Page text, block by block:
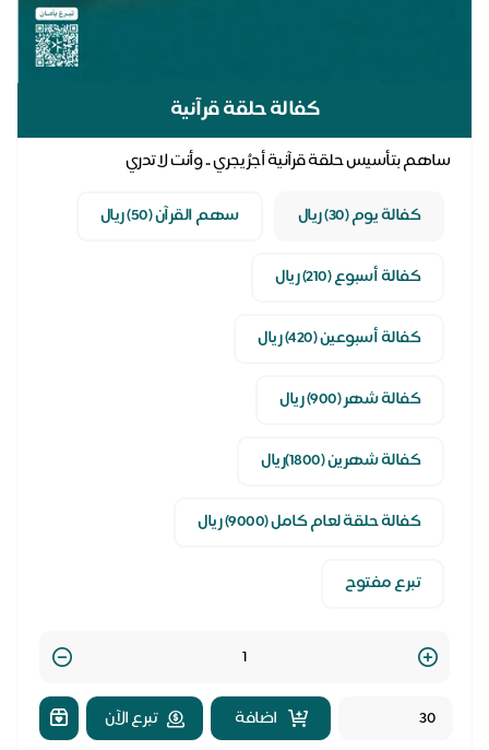
كفالة حلقة قرآنية
ساهم بتأسيس حلقة قرآنية أجرُ يجري .. وأنت لا تدري
كفالة يوم (30) ريال
سهم القرآن (50) ريال
كفالة أسبوع (210) ريال
كفالة أسبوعين (420) ريال
كفالة شهر (900) ريال
كفالة شهرين (1800)ريال
كفالة حلقة لعام كامل (9000) ريال
تبرع مفتوح
Quantity
اضافة
تبرع الآن